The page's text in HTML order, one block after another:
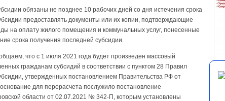
обязаны не позднее 10 рабочих дней со дня истечения срока
предоставлять документы или их копии, подтверждающие
на оплату жилого помещения и коммунальных услуг, понесенные
срока получения последней субсидии.
что с 1 июля 2021 года будет произведен массовый
гражданам субсидий в соответствии с пунктом 28 Правил
утвержденных постановлением Правительства РФ от
для перерасчета послужило постановление
области от 02.07.2021 № 342-П, которым установлены